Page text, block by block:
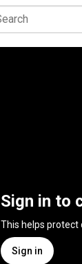
Sign in to
This helps protect
Sign in